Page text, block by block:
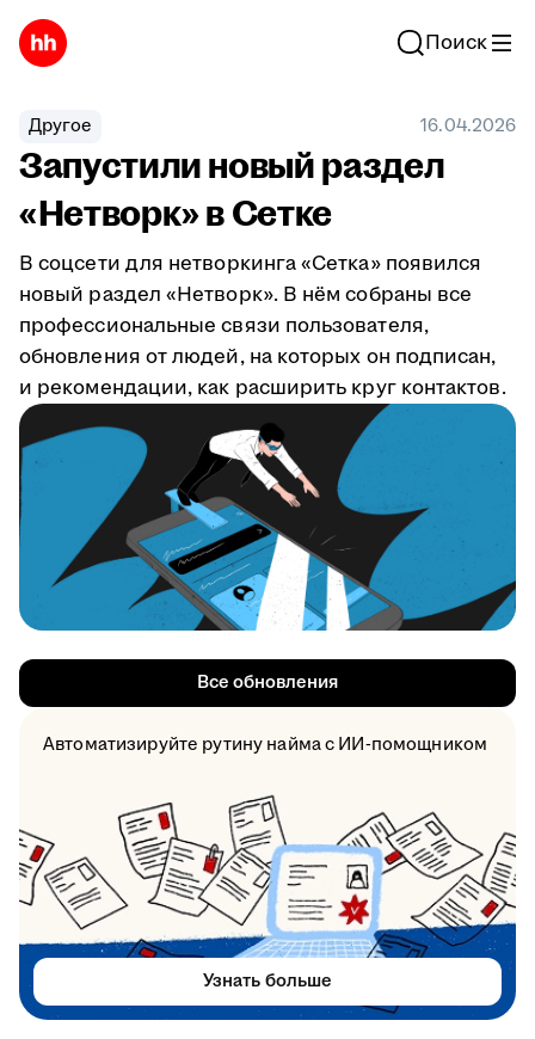
Поиск
Другое 16.04.2026
Запустили новый раздел
«Нетворк» в Сетке
В соцсети для нетворкинга «Сетка» появился
новый раздел «Нетворк». В нём собраны все
профессиональные связи пользователя,
обновления от людей, на которых он подписан,
и рекомендации, как расширить круг контактов.
Все обновления
Автоматизируйте рутину найма с ИИ-помощником
Узнать больше